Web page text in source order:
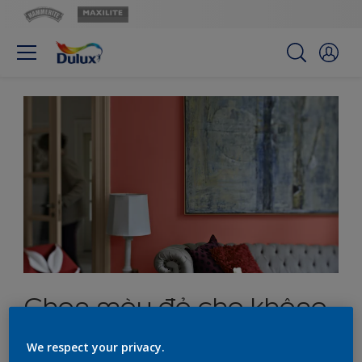
Chọn màu đỏ cho không
gian sống sống động
We respect your privacy.